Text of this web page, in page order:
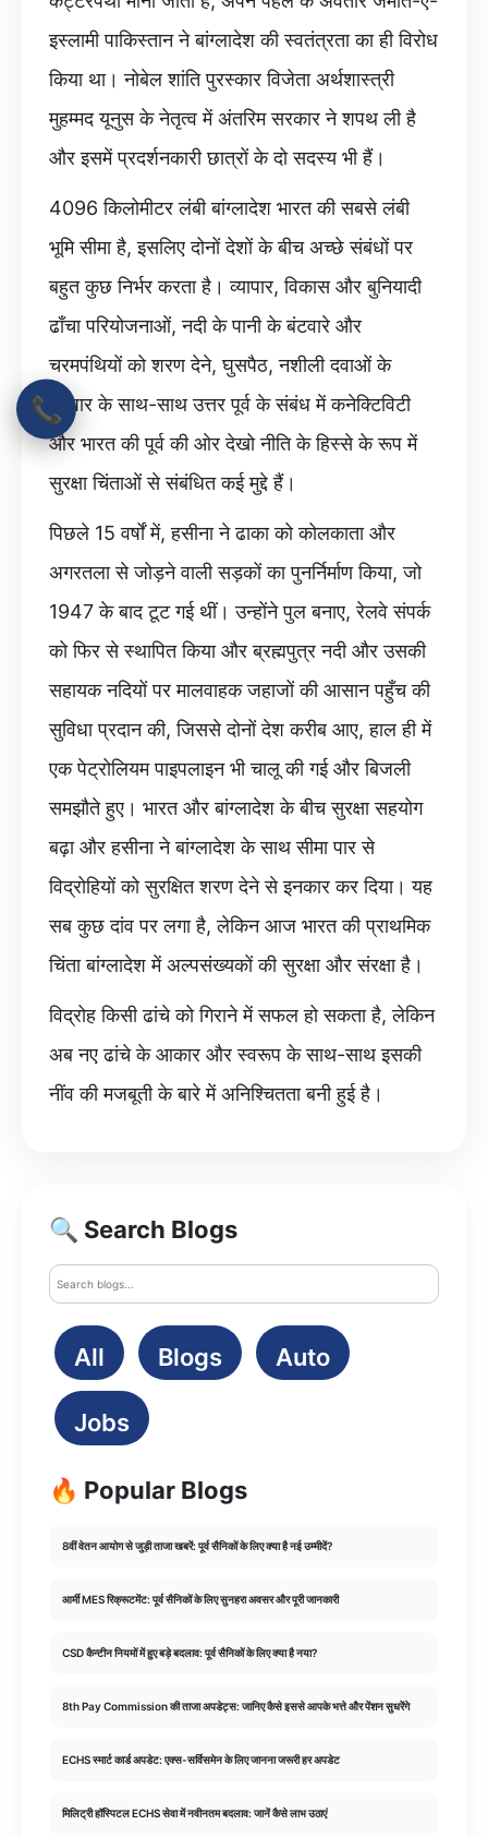
इस्लामी पाकिस्तान ने बांग्लादेश की स्वतंत्रता का ही विरोध
किया था। नोबेल शांति पुरस्कार विजेता अर्थशास्त्री
मुहम्मद यूनुस के नेतृत्व में अंतरिम सरकार ने शपथ ली है
और इसमें प्रदर्शनकारी छात्रों के दो सदस्य भी हैं।
4096 किलोमीटर लंबी बांग्लादेश भारत की सबसे लंबी
भूमि सीमा है, इसलिए दोनों देशों के बीच अच्छे संबंधों पर
बहुत कुछ निर्भर करता है। व्यापार, विकास और बुनियादी
ढाँचा परियोजनाओं, नदी के पानी के बंटवारे और
चरमपंथियों को शरण देने, घुसपैठ, नशीली दवाओं के
व्यापार के साथ-साथ उत्तर पूर्व के संबंध में कनेक्टिविटी
और भारत की पूर्व की ओर देखो नीति के हिस्से के रूप में
सुरक्षा चिंताओं से संबंधित कई मुद्दे हैं।
पिछले 15 वर्षों में, हसीना ने ढाका को कोलकाता और
अगरतला से जोड़ने वाली सड़कों का पुनर्निर्माण किया, जो
1947 के बाद टूट गई थीं। उन्होंने पुल बनाए, रेलवे संपर्क
को फिर से स्थापित किया और ब्रह्मपुत्र नदी और उसकी
सहायक नदियों पर मालवाहक जहाजों की आसान पहुँच की
सुविधा प्रदान की, जिससे दोनों देश करीब आए, हाल ही में
एक पेट्रोलियम पाइपलाइन भी चालू की गई और बिजली
समझौते हुए। भारत और बांग्लादेश के बीच सुरक्षा सहयोग
बढ़ा और हसीना ने बांग्लादेश के साथ सीमा पार से
विद्रोहियों को सुरक्षित शरण देने से इनकार कर दिया। यह
सब कुछ दांव पर लगा है, लेकिन आज भारत की प्राथमिक
चिंता बांग्लादेश में अल्पसंख्यकों की सुरक्षा और संरक्षा है।
विद्रोह किसी ढांचे को गिराने में सफल हो सकता है, लेकिन
अब नए ढांचे के आकार और स्वरूप के साथ-साथ इसकी
नींव की मजबूती के बारे में अनिश्चितता बनी हुई है।
🔍 Search Blogs
All Blogs Auto
Jobs
🔥 Popular Blogs
8वीं वेतन आयोग से जुड़ी ताजा खबरें: पूर्व सैनिकों के लिए क्या है नई उम्मीदें?
आर्मी MES रिक्रूटमेंट: पूर्व सैनिकों के लिए सुनहरा अवसर और पूरी जानकारी
CSD कैन्टीन नियमों में हुए बड़े बदलाव: पूर्व सैनिकों के लिए क्या है नया?
8th Pay Commission की ताजा अपडेट्स: जानिए कैसे इससे आपके भत्ते और पेंशन सुधरेंगे
ECHS स्मार्ट कार्ड अपडेट: एक्स-सर्विसमेन के लिए जानना जरूरी हर अपडेट
मिलिट्री हॉस्पिटल ECHS सेवा में नवीनतम बदलाव: जानें कैसे लाभ उठाएं
📞